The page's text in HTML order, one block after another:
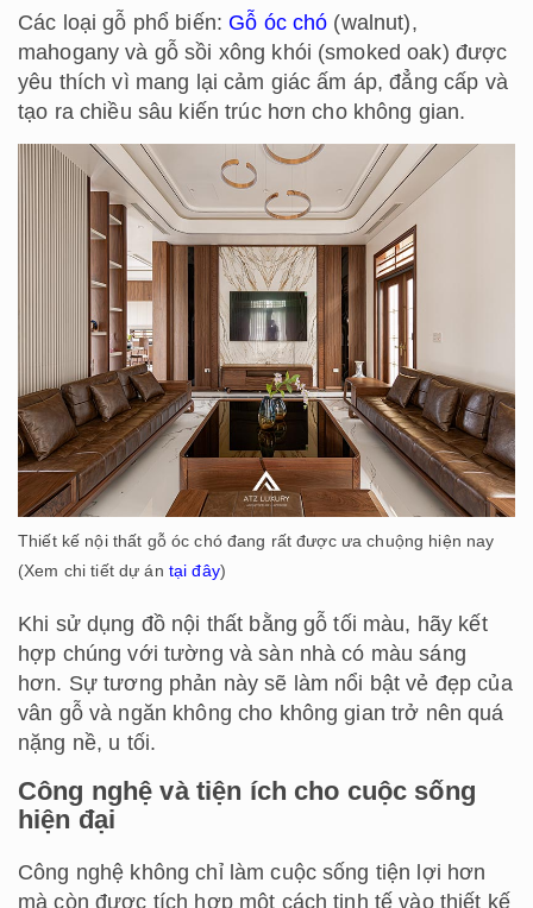
Các loại gỗ phổ biến: Gỗ óc chó (walnut),
mahogany và gỗ sồi xông khói (smoked oak) được
yêu thích vì mang lại cảm giác ấm áp, đẳng cấp và
tạo ra chiều sâu kiến trúc hơn cho không gian.
Thiết kế nội thất gỗ óc chó đang rất được ưa chuộng hiện nay
(Xem chi tiết dự án tại đây)
Khi sử dụng đồ nội thất bằng gỗ tối màu, hãy kết
hợp chúng với tường và sàn nhà có màu sáng
hơn. Sự tương phản này sẽ làm nổi bật vẻ đẹp của
vân gỗ và ngăn không cho không gian trở nên quá
nặng nề, u tối.
Công nghệ và tiện ích cho cuộc sống
hiện đại
Công nghệ không chỉ làm cuộc sống tiện lợi hơn
mà còn được tích hợp một cách tinh tế vào thiết kế